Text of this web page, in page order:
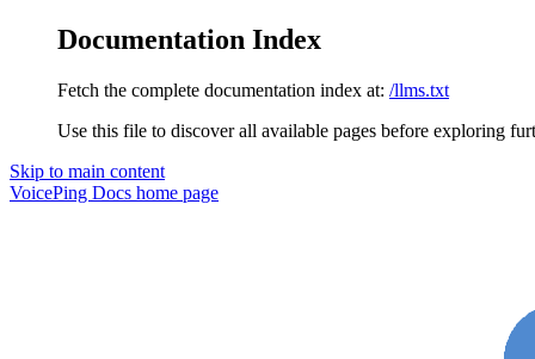
Documentation Index
Fetch the complete documentation index at: /llms.txt
Use this file to discover all available pages before exploring
Skip to main content
VoicePing Docs home page